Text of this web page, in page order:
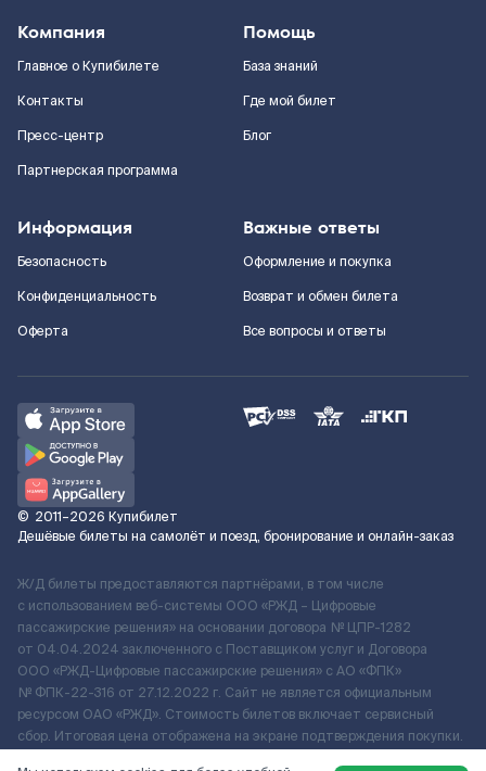
Компания
Главное о Купибилете
Контакты
Пресс-центр
Партнерская программа
Помощь
База знаний
Где мой билет
Блог
Информация
Безопасность
Конфиденциальность
Оферта
Важные ответы
Оформление и покупка
Возврат и обмен билета
Все вопросы и ответы
© 2011–2026 Купибилет
Дешёвые билеты на самолёт и поезд, бронирование и онлайн-заказ
Ж/Д билеты предоставляются партнёрами, в том числе
с использованием веб-системы ООО «РЖД – Цифровые
пассажирские решения» на основании договора № ЦПР-1282
от 04.04.2024 заключенного с Поставщиком услуг и Договора
ООО «РЖД-Цифровые пассажирские решения» c АО «ФПК»
№ ФПК-22-316 от 27.12.2022 г. Сайт не является официальным
ресурсом ОАО «РЖД». Стоимость билетов включает сервисный
сбор. Итоговая цена отображена на экране подтверждения покупки.